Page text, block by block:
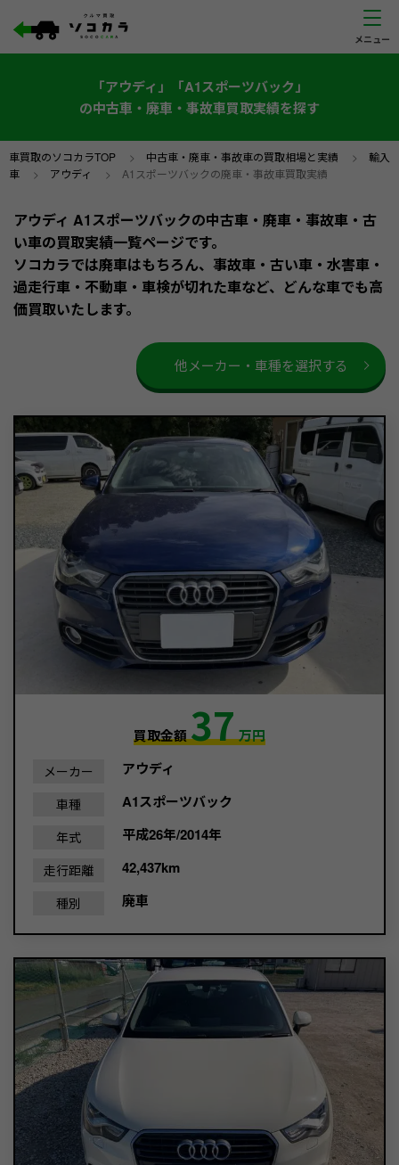
「アウディ」「A1スポーツバック」
の中古車・廃車・事故車買取実績を探す
車買取のソコカラTOP > 中古車・廃車・事故車の買取相場と実績 > 輸入
車 > アウディ > A1スポーツバックの廃車・事故車買取実績
アウディ A1スポーツバックの中古車・廃車・事故車・古
い車の買取実績一覧ページです。
ソコカラでは廃車はもちろん、事故車・古い車・水害車・
過走行車・不動車・車検が切れた車など、どんな車でも高
価買取いたします。
他メーカー・車種を選択する
買取金額37万円
メーカー アウディ
車種 A1スポーツバック
年式 平成26年/2014年
走行距離 42,437km
種別 廃車